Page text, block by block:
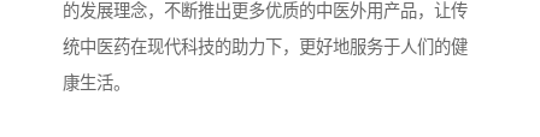
的发展理念，不断推出更多优质的中医外用产品，让传
统中医药在现代科技的助力下，更好地服务于人们的健
康生活。